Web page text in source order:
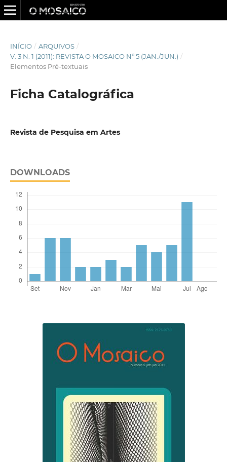
INÍCIO / ARQUIVOS /
V. 3 N. 1 (2011): REVISTA O MOSAICO Nº 5 (JAN./JUN.) /
Elementos Pré-textuais
Ficha Catalográfica
Revista de Pesquisa em Artes
DOWNLOADS